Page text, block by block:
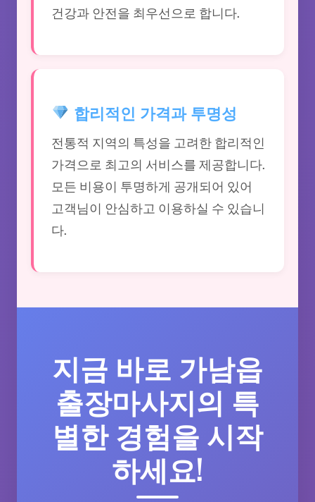
건강과 안전을 최우선으로 합니다.
합리적인 가격과 투명성
전통적 지역의 특성을 고려한 합리적인
가격으로 최고의 서비스를 제공합니다.
모든 비용이 투명하게 공개되어 있어
고객님이 안심하고 이용하실 수 있습니
다.
지금 바로 가남읍
출장마사지의 특
별한 경험을 시작
하세요!